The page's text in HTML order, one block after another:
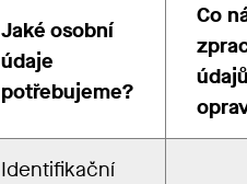
Jaké osobní
údaje
potřebujeme?
Co
Identifikační